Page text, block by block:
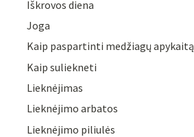
Iškrovos diena
Joga
Kaip paspartinti medžiagų apykaitą
Kaip suliekneti
Lieknėjimas
Lieknėjimo arbatos
Lieknėjimo piliulės